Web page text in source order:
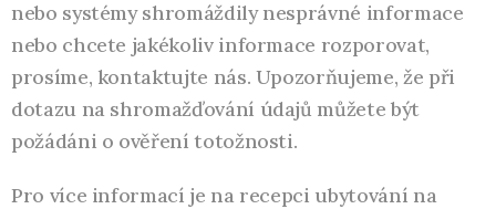
nebo systémy shromáždily nesprávné informace
nebo chcete jakékoliv informace rozporovat,
prosíme, kontaktujte nás. Upozorňujeme, že při
dotazu na shromažďování údajů můžete být
požádáni o ověření totožnosti.
Pro více informací je na recepci ubytování na